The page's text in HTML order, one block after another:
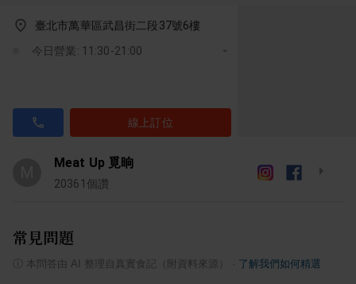
臺北市萬華區武昌街二段37號6樓
今日營業: 11:30-21:00
線上訂位
Meat Up 覓晌
20361 個讚
常見問題
本問答由 AI 整理自真實食記（附資料來源） 了解我們如何精選